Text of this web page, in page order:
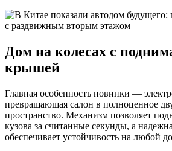
Дом на колесах с
крышей
Главная особенность новинки —
превращающая салон в полноценное
пространство. Механизм позволяет
кузова за считанные секунды, а
обеспечивает устойчивость на любой